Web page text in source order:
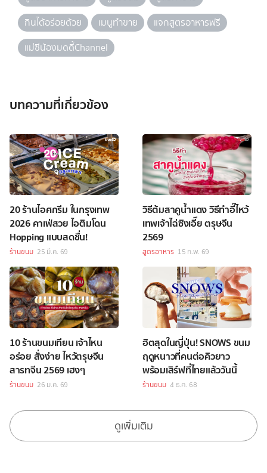
กินได้อร่อยด้วย
เมนูทำขาย
แจกสูตรอาหารฟรี
แม่ซีน้องมดดี้Channel
บทความที่เกี่ยวข้อง
20 ร้านไอศกรีม ในกรุงเทพ
2026 คาเฟ่สวย ไอติมโดน
Hopping แบบสดชื่น!
ร้านขนม 25 มี.ค. 69
วิธีต้มสาคูน้ำแดง วิธีทำอี๊ไหว้
เทพเจ้าไฉ่ซิงเอี๊ย ตรุษจีน
2569
สูตรอาหาร 15 ก.พ. 69
10 ร้านขนมเทียน เจ้าไหน
อร่อย สั่งง่าย ไหว้ตรุษจีน
สารทจีน 2569 เฮงๆ
ร้านขนม 26 ม.ค. 69
ฮิตสุดในญี่ปุ่น! SNOWS ขนม
ฤดูหนาวที่คนต่อคิวยาว
พร้อมเสิร์ฟที่ไทยแล้ววันนี้
ร้านขนม 4 ธ.ค. 68
ดูเพิ่มเติม